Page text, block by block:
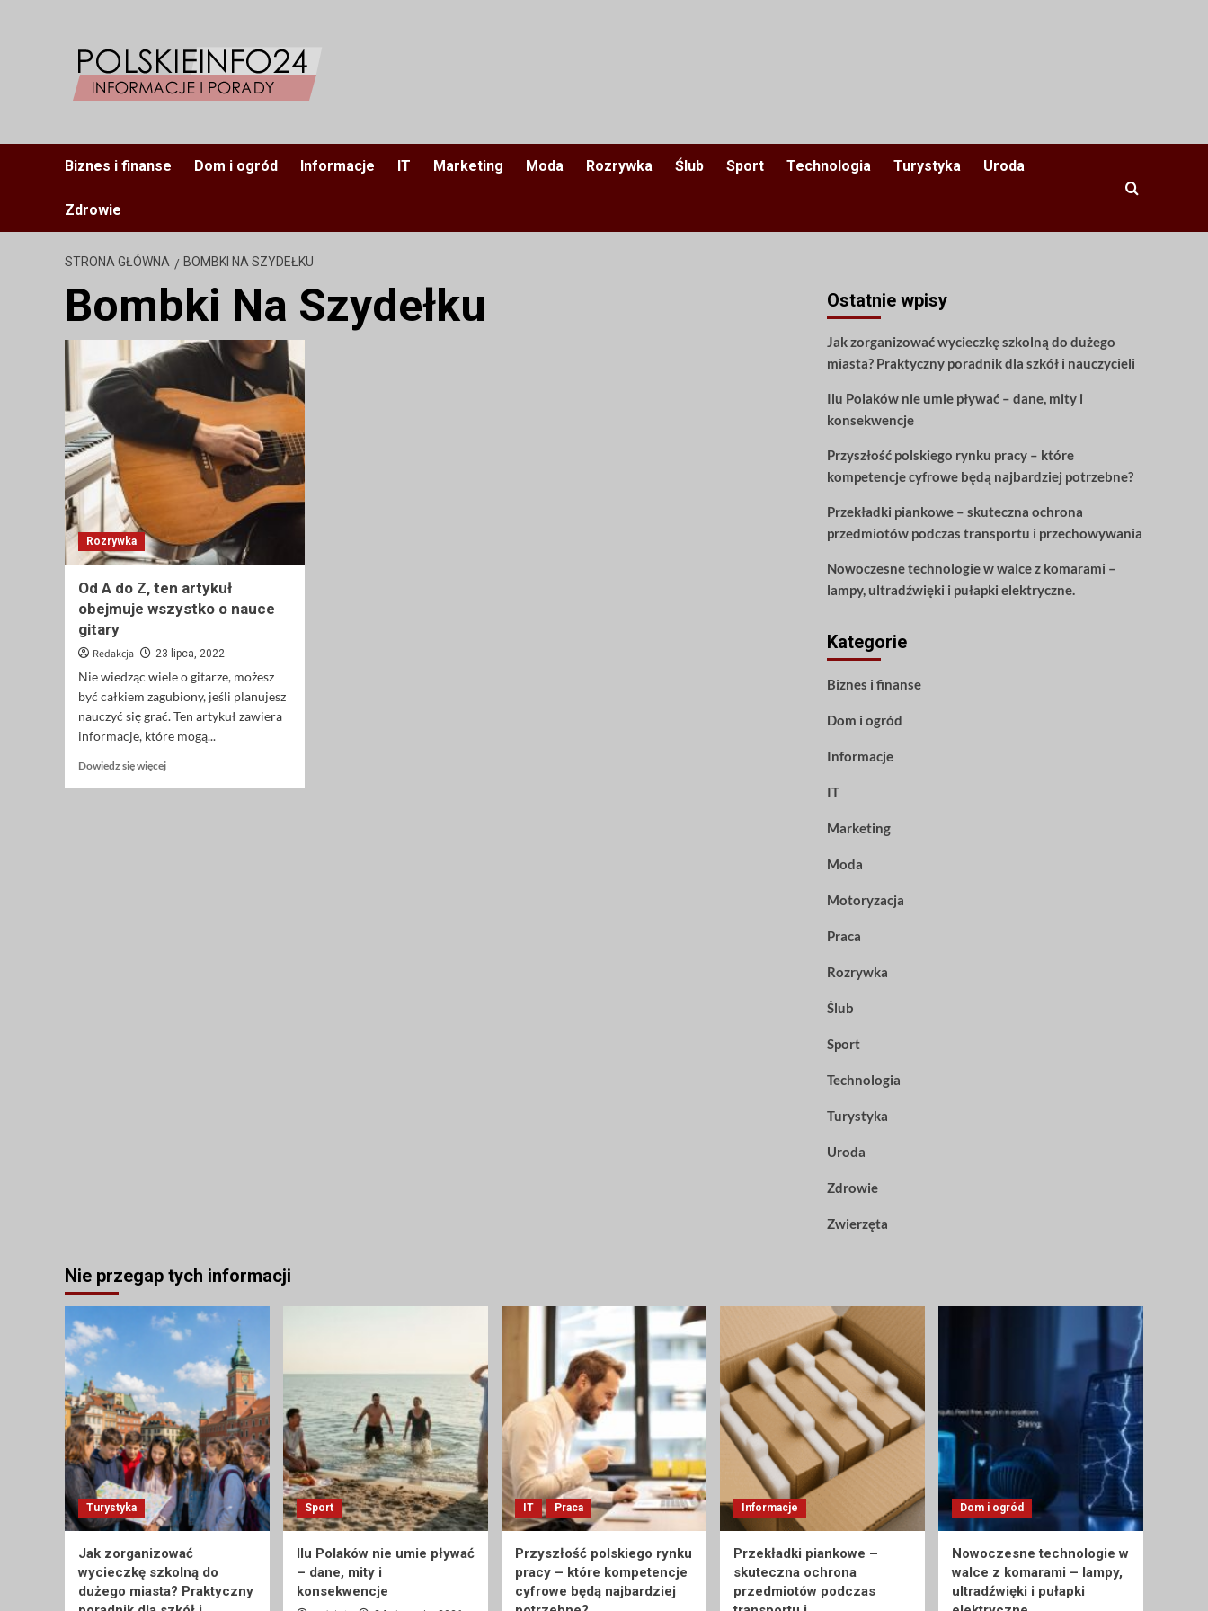
Biznes i finanse Dom i ogród Informacje IT Marketing Moda Rozrywka Ślub Sport Technologia Turystyka Uroda
Zdrowie
STRONA GŁÓWNA BOMBKI NA SZYDEŁKU
Bombki Na Szydełku
Rozrywka
Od A do Z, ten artykuł
obejmuje wszystko o nauce
gitary
Redakcja 23 lipca, 2022
Nie wiedząc wiele o gitarze, możesz
być całkiem zagubiony, jeśli planujesz
nauczyć się grać. Ten artykuł zawiera
informacje, które mogą...
Dowiedz się więcejDowiedz
Ostatnie wpisy
Jak zorganizować wycieczkę szkolną do dużego
miasta? Praktyczny poradnik dla szkół i nauczycieli
Ilu Polaków nie umie pływać – dane, mity i
konsekwencje
Przyszłość polskiego rynku pracy – które
kompetencje cyfrowe będą najbardziej potrzebne?
Przekładki piankowe – skuteczna ochrona
przedmiotów podczas transportu i przechowywania
Nowoczesne technologie w walce z komarami –
lampy, ultradźwięki i pułapki elektryczne.
Kategorie
Biznes i finanse
Dom i ogród
Informacje
IT
Marketing
Moda
Motoryzacja
Praca
Rozrywka
Ślub
Sport
Technologia
Turystyka
Uroda
Zdrowie
Zwierzęta
Nie przegap tych informacji
Turystyka
Jak zorganizować
wycieczkę szkolną do
dużego miasta? Praktyczny
Sport
Ilu Polaków nie umie pływać
– dane, mity i
konsekwencje
IT Praca
Przyszłość polskiego rynku
pracy – które kompetencje
cyfrowe będą najbardziej
Informacje
Przekładki piankowe –
skuteczna ochrona
przedmiotów podczas
Dom i ogród
Nowoczesne technologie w
walce z komarami – lampy,
ultradźwięki i pułapki